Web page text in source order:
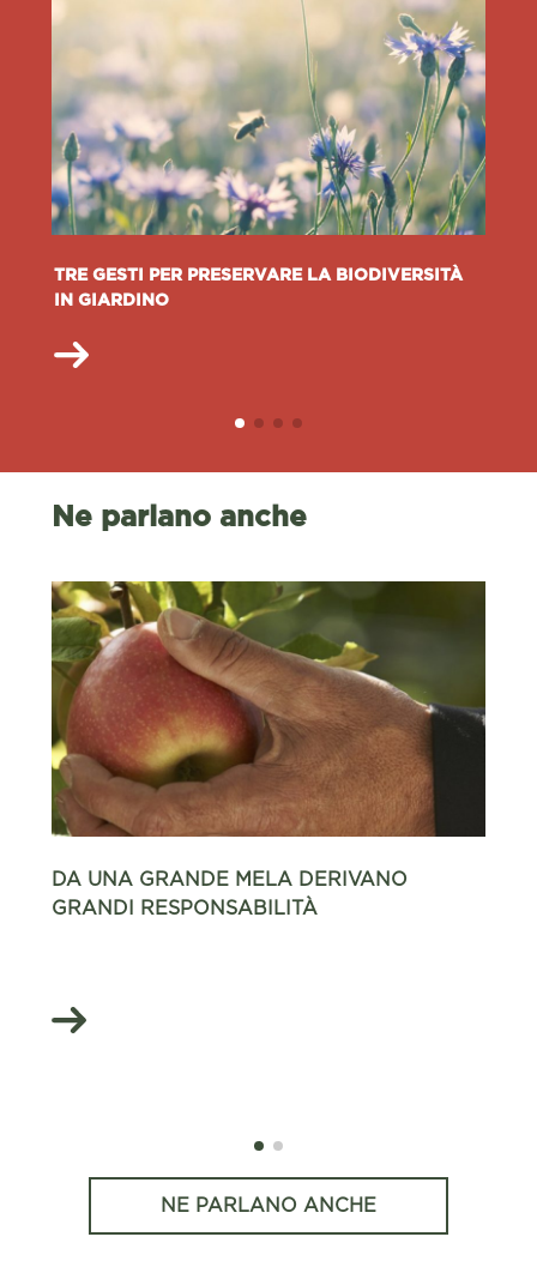
TRE GESTI PER PRESERVARE LA BIODIVERSITÀ
IN GIARDINO
Ne parlano anche
DA UNA GRANDE MELA DERIVANO
GRANDI RESPONSABILITÀ
NE PARLANO ANCHE